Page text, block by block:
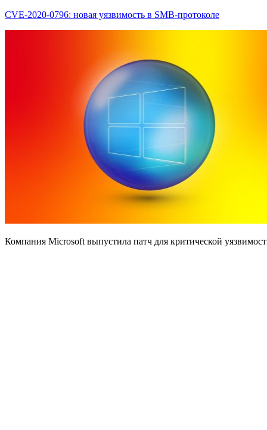
CVE-2020-0796: новая уязвимость в SMB-протоколе
Компания Microsoft выпустила патч для критической